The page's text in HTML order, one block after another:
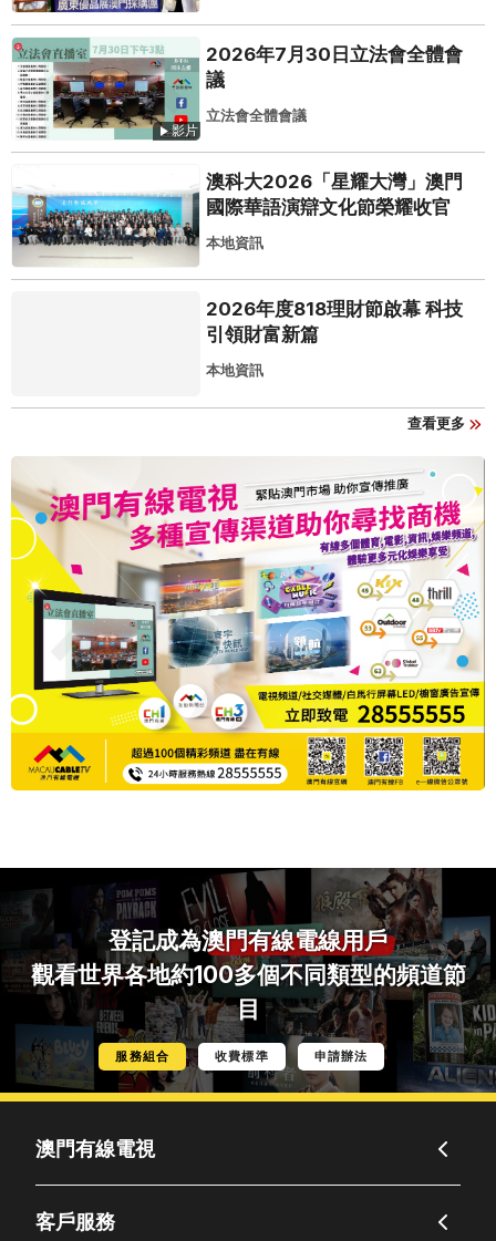
影片
2026年7月30日立法會全體會
議
立法會全體會議
澳科大2026「星耀大灣」澳門
國際華語演辯文化節榮耀收官
本地資訊
2026年度818理財節啟幕 科技
引領財富新篇
本地資訊
查看更多
登記成為澳門有線電線用戶
觀看世界各地約100多個不同類型的頻道節
目
服務組合 收費標準 申請辦法
澳門有線電視
客戶服務